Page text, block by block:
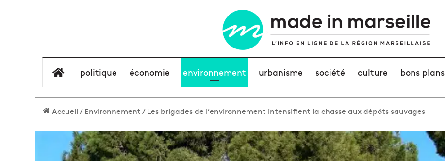
élément de menu
politique économie environnement urbanisme société culture bons plans
Accueil/Environnement/Les brigades de l’environnement intensifient la chasse aux dépôts sauvages